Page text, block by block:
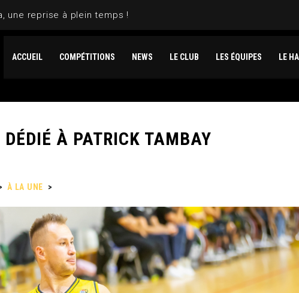
une reprise à plein temps !
ACCUEIL COMPÉTITIONS NEWS LE CLUB LES ÉQUIPES LE
À PATRICK TAMBAY
À LA UNE >